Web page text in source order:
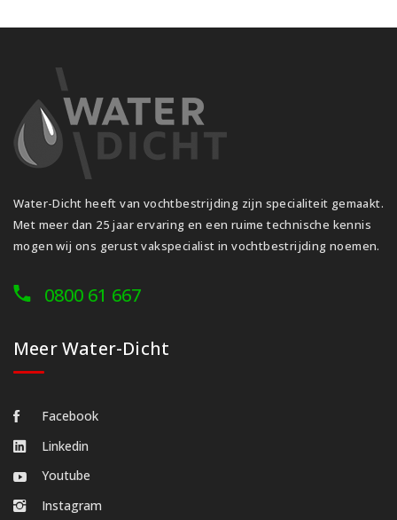
Water-Dicht heeft van vochtbestrijding zijn specialiteit gemaakt.
Met meer dan 25 jaar ervaring en een ruime technische kennis
mogen wij ons gerust vakspecialist in vochtbestrijding noemen.
0800 61 667
Meer Water-Dicht
Facebook
Linkedin
Youtube
Instagram